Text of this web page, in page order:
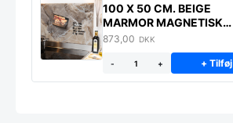
100 X 50 CM. BEIGE
MARMOR MAGNETISK
STÆNKPLADE
873,00 DKK
- + + Tilføj